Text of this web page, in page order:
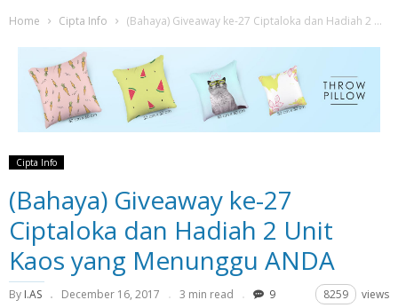
Home Cipta Info (Bahaya) Giveaway ke-27 Ciptaloka dan Hadiah 2 Unit Kaos yang Menunggu ANDA
Cipta Info
(Bahaya) Giveaway ke-27
Ciptaloka dan Hadiah 2 Unit
Kaos yang Menunggu ANDA
By I.AS December 16, 2017 3 min read 9 8259 views